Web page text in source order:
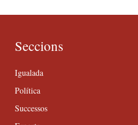
Seccions
Igualada
Política
Successos